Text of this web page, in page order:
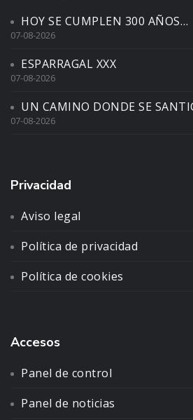
HOY SE CUMPLEN 300 AÑOS…
07-08-2026
ESPARRAGAL XXX
07-08-2026
UN CAMINO DONDE SE
07-08-2026
Privacidad
Aviso legal
Política de privacidad
Política de cookies
Accesos
Panel de control
Panel de noticias